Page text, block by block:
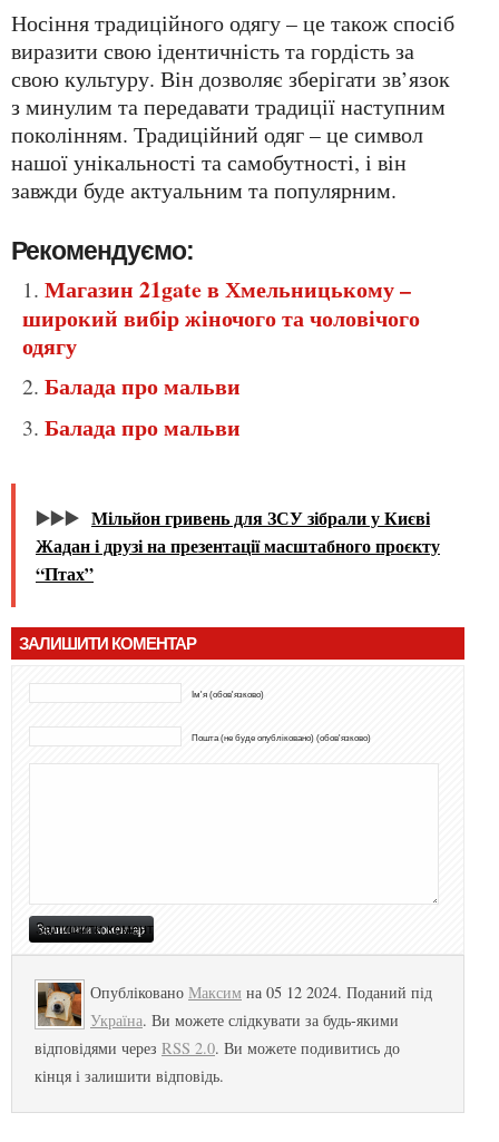
Носіння традиційного одягу – це також спосіб
виразити свою ідентичність та гордість за
свою культуру. Він дозволяє зберігати зв’язок
з минулим та передавати традиції наступним
поколінням. Традиційний одяг – це символ
нашої унікальності та самобутності, і він
завжди буде актуальним та популярним.
Рекомендуємо:
Магазин 21gate в Хмельницькому –
широкий вибір жіночого та чоловічого
одягу
Балада про мальви
Балада про мальви
▶️▶️▶️ Мільйон гривень для ЗСУ зібрали у Києві
Жадан і друзі на презентації масштабного проєкту
“Птах”
ЗАЛИШИТИ КОМЕНТАР
Ім'я (обов'язково)
Пошта (не буде опубліковано) (обов'язково)
Опубліковано Максим на 05 12 2024. Поданий під
Україна. Ви можете слідкувати за будь-якими
відповідями через RSS 2.0. Ви можете подивитись до
кінця і залишити відповідь.